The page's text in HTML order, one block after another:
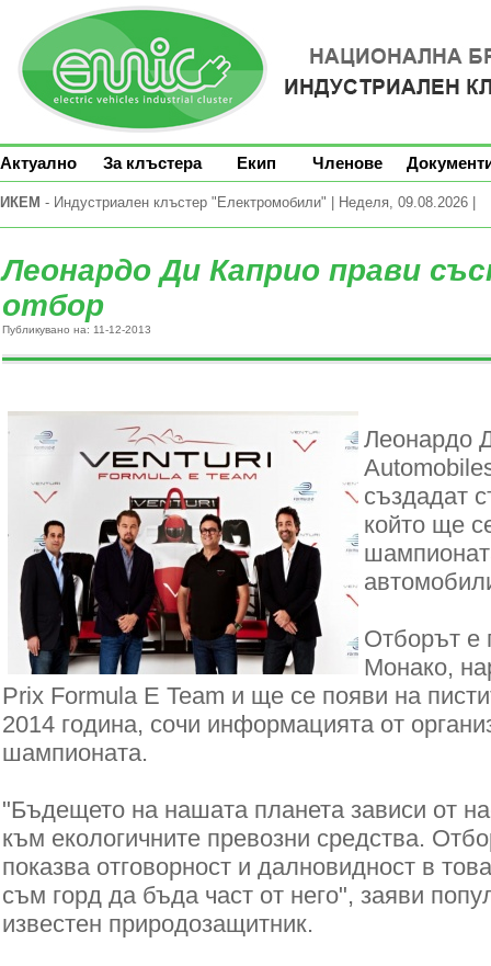
Актуално За клъстера Екип Членове
ИКЕМ - Индустриален клъстер "Електромобили" | Неделя, 09.08.2026 |
Леонардо Ди Каприо прави
отбор
Публикувано на: 11-12-2013
Леонардо
създадат
който ще
Отборът е
Монако,
Prix Formula E Team и ще се появи на
2014 година, сочи информацията от
шампионата.
"Бъдещето на нашата планета зависи от
към екологичните превозни средства.
показва отговорност и далновидност в
съм горд да бъда част от него", заяви
известен природозащитник.